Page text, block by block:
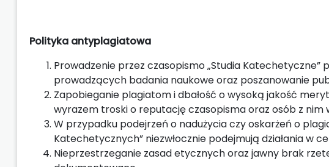
Polityka antyplagiatowa
Prowadzenie przez czasopismo „Studia
prowadzących badania naukowe oraz poszanowanie
Zapobieganie plagiatom i dbałość o wysoką jakość
wyrazem troski o reputację czasopisma oraz osób z nim
W przypadku podejrzeń o nadużycia czy oskarżeń o
Katechetycznych” niezwłocznie podejmują działania w
Nieprzestrzeganie zasad etycznych oraz jawny brak